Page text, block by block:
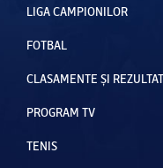
LIGA CAMPIONILOR
FOTBAL
CLASAMENTE ȘI
PROGRAM TV
TENIS